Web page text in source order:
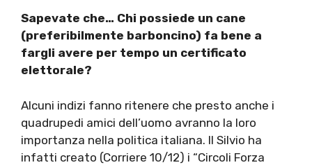
Sapevate che… Chi possiede un cane
(preferibilmente barboncino) fa bene a
fargli avere per tempo un certificato
elettorale?
Alcuni indizi fanno ritenere che presto anche i
quadrupedi amici dell’uomo avranno la loro
importanza nella politica italiana. Il Silvio ha
infatti creato (Corriere 10/12) i “Circoli Forza